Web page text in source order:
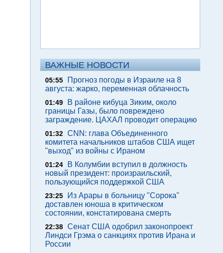
ВАЖНЫЕ НОВОСТИ
05:55
Прогноз погоды в Израиле на 8
августа: жарко, переменная облачность
01:49
В районе кибуца Зиким, около
границы Газы, было повреждено
заграждение. ЦАХАЛ проводит операцию
01:32 CNN: глава Объединенного
комитета начальников штабов США ищет
"выход" из войны с Ираном
01:24
В Колумбии вступил в должность
новый президент: произраильский,
пользующийся поддержкой США
23:25
Из Арары в больницу "Сорока"
доставлен юноша в критическом
состоянии, констатирована смерть
22:38 Сенат США одобрил законопроект
Линдси Грэма о санкциях против Ирана и
России